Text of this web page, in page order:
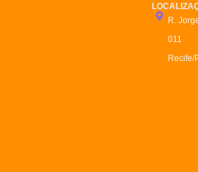
R.
011
Recife/